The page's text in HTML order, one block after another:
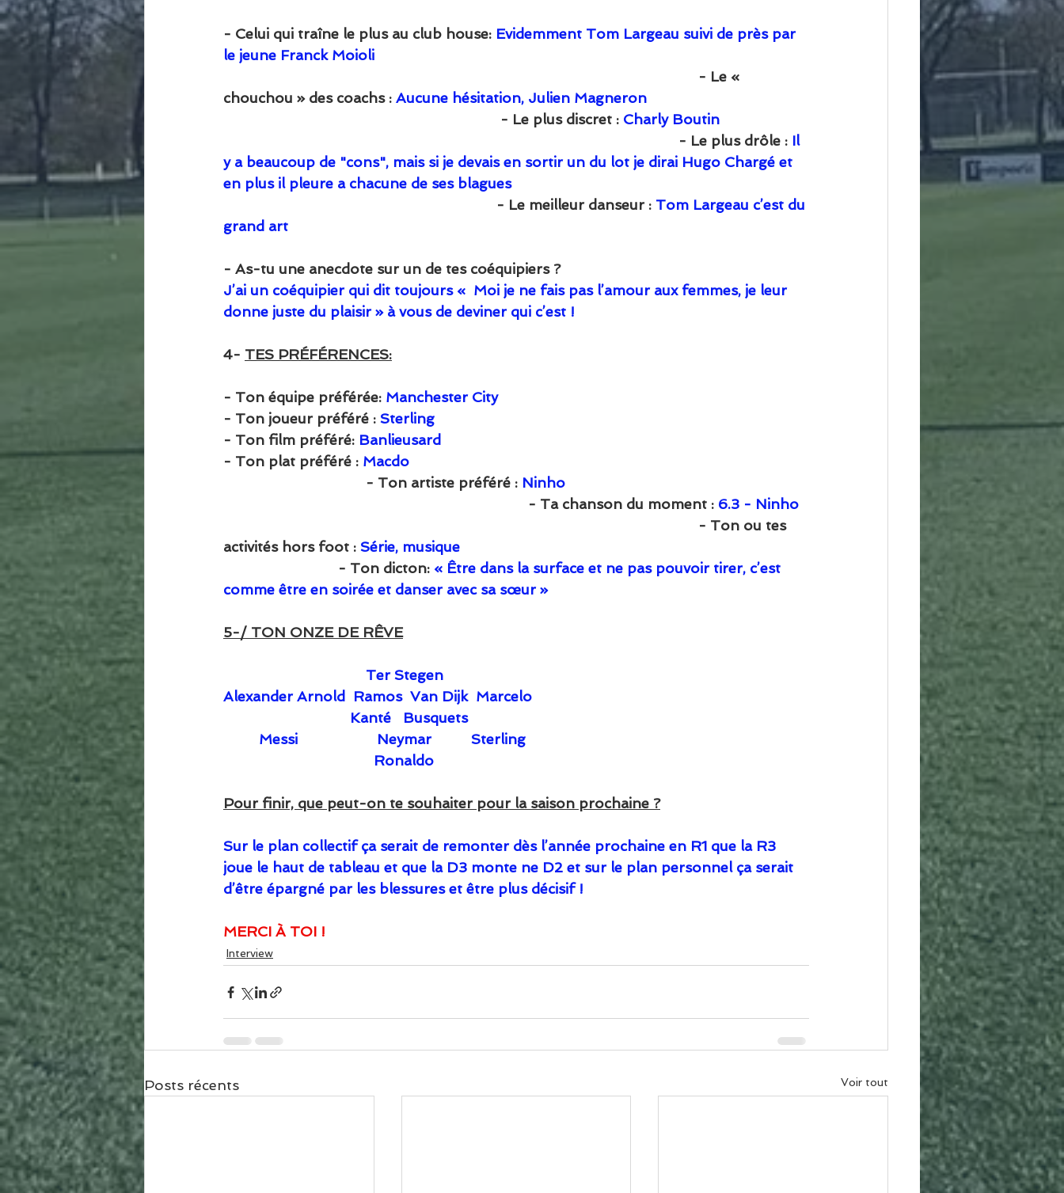
- Celui qui traîne le plus au club house: Evidemment Tom Largeau suivi de près par
le jeune Franck Moioli
                                                                                                                        - Le «
chouchou » des coachs : Aucune hésitation, Julien Magneron
                                                                      - Le plus discret :
Charly Boutin
                                                                                                                   - Le plus drôle :
Il
y a beaucoup de "cons", mais si je devais en sortir un du lot je dirai Hugo Chargé et
en plus il pleure a chacune de ses blagues
                                                                     - Le meilleur danseur :
Tom Largeau c’est du
grand art
- As-tu une anecdote sur un de tes coéquipiers ?
J’ai un coéquipier qui dit toujours «  Moi je ne fais pas l’amour aux femmes, je leur
donne juste du plaisir » à vous de deviner qui c’est !
4- TES PRÉFÉRENCES:
- Ton équipe préférée: Manchester City
- Ton joueur préféré : Sterling
- Ton film préféré: Banlieusard
- Ton plat préféré : Macdo
                                    - Ton artiste préféré :
Ninho
                                                                             - Ta chanson du moment :
6.3 - Ninho
                                                                                                                        - Ton ou tes
activités hors foot : Série, musique
                             - Ton dicton:
« Être dans la surface et ne pas pouvoir tirer, c’est
comme être en soirée et danser avec sa sœur »
5-/ TON ONZE DE RÊVE
Ter Stegen
Alexander Arnold  Ramos  Van Dijk  Marcelo
Kanté   Busquets
         Messi                    Neymar          Sterling
Ronaldo
Pour finir, que peut-on te souhaiter pour la saison prochaine ?
Sur le plan collectif ça serait de remonter dès l’année prochaine en R1 que la R3
joue le haut de tableau et que la D3 monte ne D2 et sur le plan personnel ça serait
d’être épargné par les blessures et être plus décisif !
MERCI À TOI !
Interview
Posts récents Voir tout